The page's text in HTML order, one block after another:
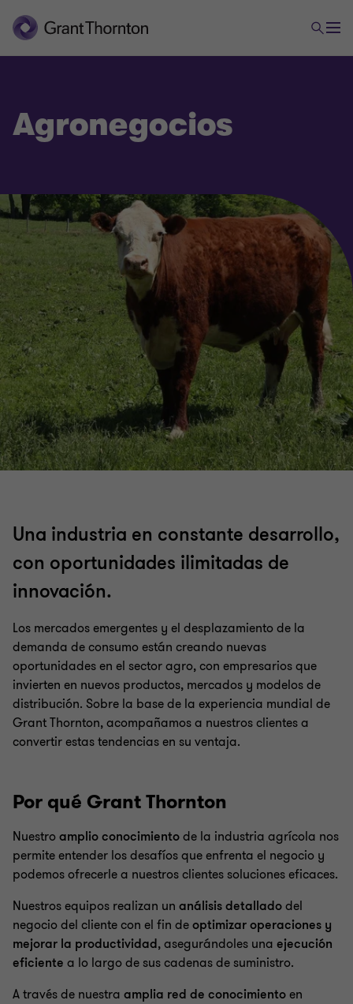
Agronegocios
Una industria en constante desarrollo,
con oportunidades ilimitadas de
innovación.
Los mercados emergentes y el desplazamiento de la
demanda de consumo están creando nuevas
oportunidades en el sector agro, con empresarios que
invierten en nuevos productos, mercados y modelos de
distribución. Sobre la base de la experiencia mundial de
Grant Thornton, acompañamos a nuestros clientes a
convertir estas tendencias en su ventaja.
Por qué Grant Thornton
Nuestroamplio conocimientode la industria agrícola nos
permite entender los desafíos que enfrenta el negocio y
podemos ofrecerle a nuestros clientes soluciones eficaces.
Nuestros equipos realizan un análisis detalladodel
negocio del cliente con el fin deoptimizar operaciones y
mejorar la productividad, asegurándoles una ejecución
eficiente a lo largo de sus cadenas de suministro.
A través de nuestra amplia red de conocimientoen